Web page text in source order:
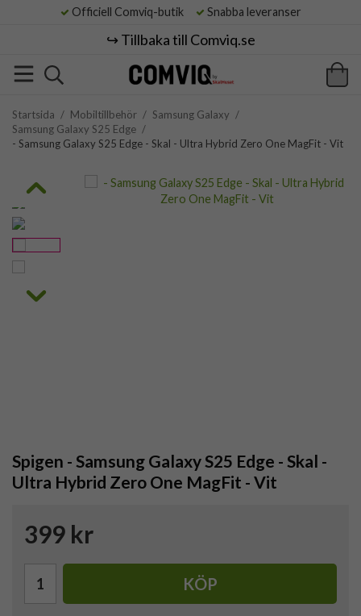
Officiell Comviq-butik Snabba leveranser
↪️ Tillbaka till Comviq.se
Startsida / Mobiltillbehör / Samsung Galaxy /
Samsung Galaxy S25 Edge /
- Samsung Galaxy S25 Edge - Skal - Ultra Hybrid Zero One MagFit - Vit
Spigen - Samsung Galaxy S25 Edge - Skal -
Ultra Hybrid Zero One MagFit - Vit
399 kr
KÖP